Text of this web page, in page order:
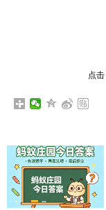
点击